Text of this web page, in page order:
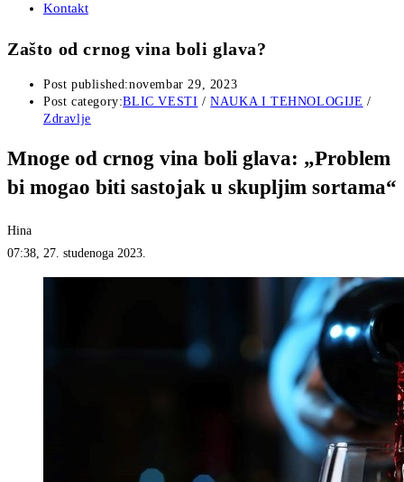
Kontakt
Zašto od crnog vina boli glava?
Post published:novembar 29, 2023
Post category:BLIC VESTI / NAUKA I TEHNOLOGIJE /
Zdravlje
Mnoge od crnog vina boli glava: „Problem
bi mogao biti sastojak u skupljim sortama“
Hina
07:38, 27. studenoga 2023.